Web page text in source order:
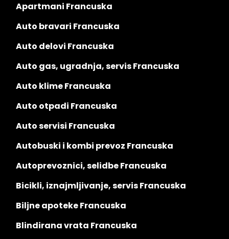
Apartmani Francuska
Auto bravari Francuska
Auto delovi Francuska
Auto gas, ugradnja, servis Francuska
Auto klime Francuska
Auto otpadi Francuska
Auto servisi Francuska
Autobuski i kombi prevoz Francuska
Autoprevoznici, selidbe Francuska
Bicikli, iznajmljivanje, servis Francuska
Biljne apoteke Francuska
Blindirana vrata Francuska